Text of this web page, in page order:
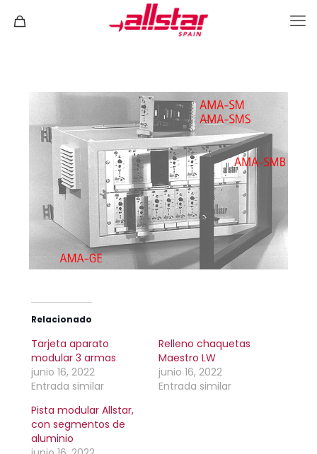
Relacionado
Tarjeta aparato
modular 3 armas
junio 16, 2022
Entrada similar
Relleno chaquetas
Maestro LW
junio 16, 2022
Entrada similar
Pista modular Allstar,
con segmentos de
aluminio